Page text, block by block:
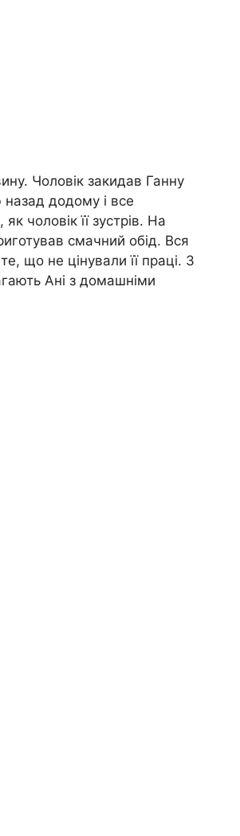
Чоловік закидав Ганну
додому і все
чоловік її зустрів. На
смачний обід. Вся
що не цінували її праці. З
Ані з домашніми